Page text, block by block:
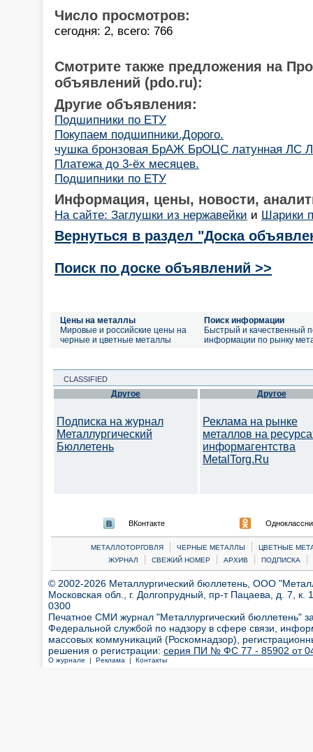
Число просмотров:
сегодня: 2, всего: 766
Смотрите также предложения на
объявлений (pdo.ru):
Другие объявления:
Подшипники по ЕТУ
Покупаем подшипники.Дорого.
чушка бронзовая БрАЖ БрОЦС латунная ЛС
Платежа до 3-ёх месяцев.
Подшипники по ЕТУ
Информация, цены, новости,
На сайте: Заглушки из нержавейки и Шарики
Вернуться в раздел "Доска
Поиск по доске объявлений >>
Цены на металлы
Мировые и российские цены на
черные и цветные металлы
Поиск информации
Быстрый и качественный
информации по рынку
CLASSIFIED
Другое
Подписка на журнал
Металлургический
Бюллетень
Другое
Реклама на рынке
металлов на
информагентства
MetalTorg.Ru
ВКонтакте
МЕТАЛЛОТОРГОВЛЯ | ЧЕРНЫЕ МЕТАЛЛЫ |
ЦВЕТНЫЕ
ЖУРНАЛ
| СВЕЖИЙ НОМЕР | АРХИВ | ПОДПИСКА |
© 2002-2026 Металлургический бюллетень, ООО
Московская обл., г. Долгопрудный, пр-т Пацаева, д. 7,
0300
Печатное СМИ журнал "Металлургический бюллетень"
Федеральной службой по надзору в сфере связи,
массовых коммуникаций (Роскомнадзор),
решения о регистрации: серия ПИ № ФС 77 - 85902 от 04
О журнале | Реклама | Контакты